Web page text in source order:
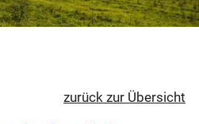
zurück zur Übersicht